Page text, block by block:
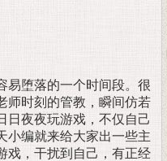
如何阻止室友打太多游戏
易堕落的一个时间段。很
师时刻的管教，瞬间仿若
日夜夜玩游戏，不仅自己
小编就来给大家出一些主
戏，干扰到自己，有正经